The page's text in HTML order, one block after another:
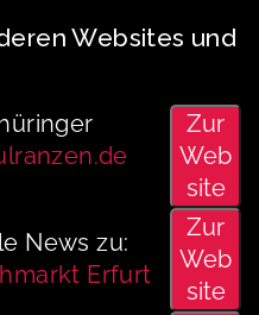
Websites und
Zur
Web
site
News zu:
Erfurt
Zur
Web
site